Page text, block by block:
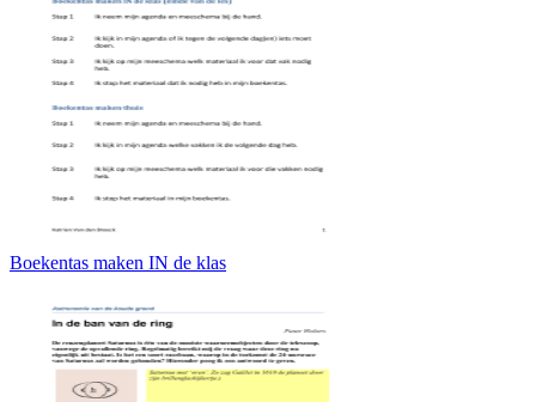
Boekentas maken IN de klas